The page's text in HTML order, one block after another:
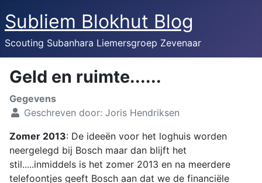
Subliem Blokhut Blog
Scouting Subanhara Liemersgroep Zevenaar
Geld en ruimte......
Gegevens
Geschreven door: Joris Hendriksen
Zomer 2013: De ideeën voor het loghuis worden
neergelegd bij Bosch maar dan blijft het
stil.....inmiddels is het zomer 2013 en na meerdere
telefoontjes geeft Bosch aan dat we de financiële